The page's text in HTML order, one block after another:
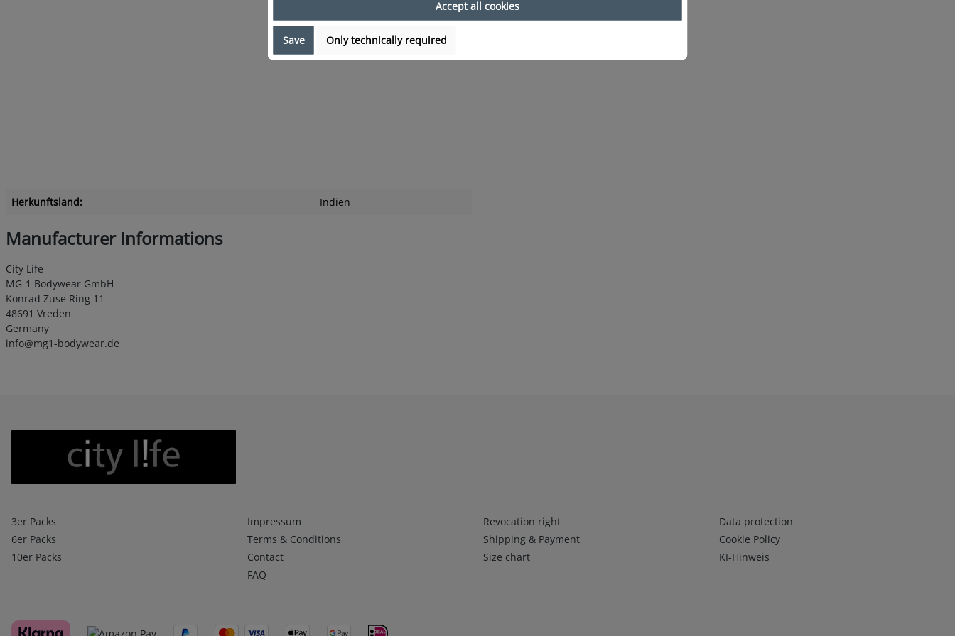
Herkunftsland: Indien
Manufacturer Informations
City Life
MG-1 Bodywear GmbH
Konrad Zuse Ring 11
48691 Vreden
Germany
info@mg1-bodywear.de
Boxershorts
3er Packs
6er Packs
10er Packs
Infos 1
Impressum
Terms & Conditions
Contact
FAQ
Infos 2
Revocation right
Shipping & Payment
Size chart
Infos 3
Data protection
Cookie Policy
KI-Hinweis
Accept all cookies
Save Only technically required